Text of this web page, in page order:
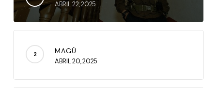
ABRIL 22, 2025
MAGÚ
ABRIL 20, 2025